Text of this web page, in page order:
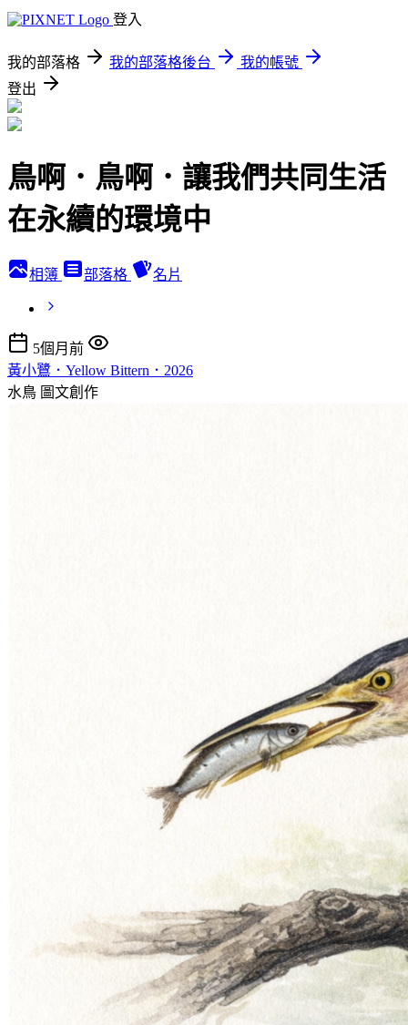
登入
我的部落格 我的部落格後台
我的帳號
登出
鳥啊．鳥啊．讓我們共同生活
在永續的環境中
相簿 部落格 名片
5個月前
黃小鷺．Yellow Bittern．2026
水鳥 圖文創作